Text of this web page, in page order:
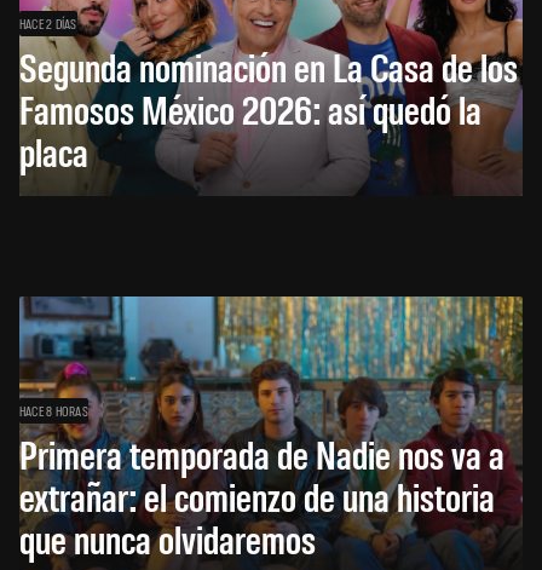
HACE 2 DÍAS
Segunda nominación en La Casa de los
Famosos México 2026: así quedó la
placa
HACE 8 HORAS
Primera temporada de Nadie nos va a
extrañar: el comienzo de una historia
que nunca olvidaremos